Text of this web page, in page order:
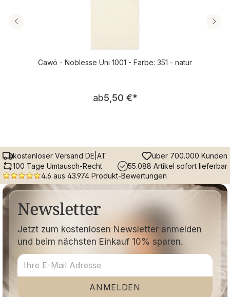
Cawö - Noblesse Uni 1001 - Farbe: 351 - natur
Regulärer Preis:
ab5,50 €*
kostenloser Versand DE|AT
über 700.000 Kunden
100 Tage Umtausch-Recht
55.088 Artikel sofort lieferbar
4.6 aus 43.974 Produkt-Bewertungen
Newsletter
Jetzt zum kostenlosen Newsletter anmelden
und beim nächsten Einkauf 10% sparen.
ANMELDEN